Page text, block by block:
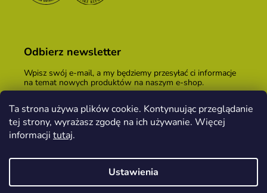
Ta strona używa plików cookie. Kontynuując przeglądanie
tej strony, wyrażasz zgodę na ich używanie. Więcej
informacji tutaj.
Ustawienia
Odbierz newsletter
Wpisz swój e-mail, a my będziemy przesyłać ci informacje
na temat nowych produktów na naszym e-shop.
Podając adres e-mail, zgadzasz się zwarunkami
handlowymi
ZALOGUJ SIĘ